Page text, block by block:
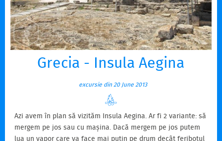
Grecia - Insula Aegina
excursie din 20 June 2013
Azi avem în plan să vizităm Insula Aegina. Ar fi 2 variante: să
mergem pe jos sau cu mașina. Dacă mergem pe jos putem